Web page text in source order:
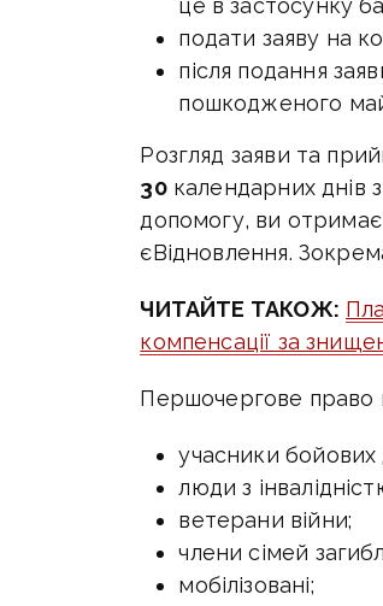
це в застосунку
подати заяву на
після подання
пошкодженого
Розгляд заяви та
30календарних днів
допомогу, ви
єВідновлення.
ЧИТАЙТЕ ТАКОЖ:
компенсації за
Першочергове право
учасники бойових
люди з
ветерани війни;
члени сімей
мобілізовані;